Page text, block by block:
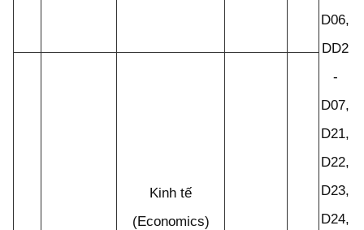
D06,
DD2
-
D07,
D21,
D22,
D23,
D24,
Kinh tế
(Economics)